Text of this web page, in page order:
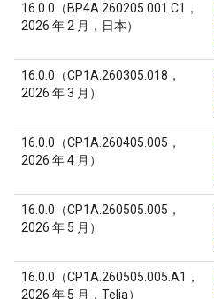
16.0.0（BP4A.260205.001.C1，
2026 年 2 月，日本）
16.0.0（CP1A.260305.018，
2026 年 3 月）
16.0.0（CP1A.260405.005，
2026 年 4 月）
16.0.0（CP1A.260505.005，
2026 年 5 月）
16.0.0（CP1A.260505.005.A1，
2026 年 5 月，Telia）